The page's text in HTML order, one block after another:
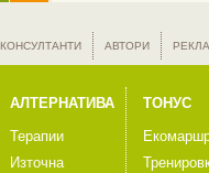
КОНСУЛТАНТИ АВТОРИ
АЛТЕРНАТИВА
Терапии
Източна
ТОНУС